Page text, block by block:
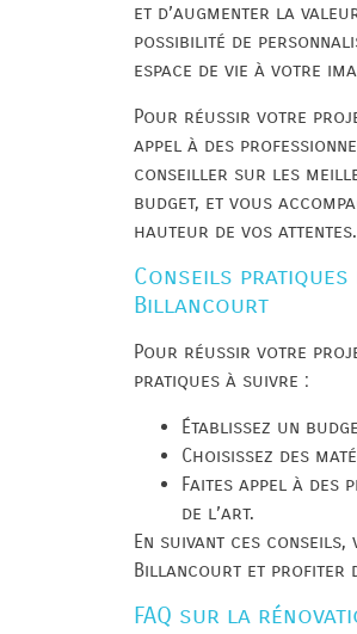
et d’augmenter la
possibilité de
espace de vie à votre
Pour réussir votre
appel à des
conseiller sur les
budget, et vous
hauteur de vos attentes.
Conseils
Billancourt
Pour réussir votre
pratiques à suivre :
Établissez un
Choisissez des
Faites appel à
de l’art.
En suivant ces
Billancourt et profiter
FAQ sur la